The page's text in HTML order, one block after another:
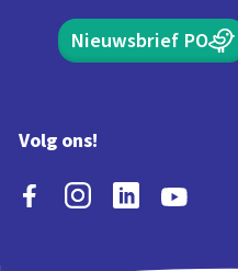
Nieuwsbrief PO
Volg ons!